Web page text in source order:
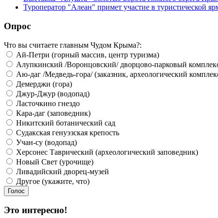
Туроператор "Алеан" примет участие в туристической
Опрос
Что вы считаете главным Чудом Крыма?:
Ай-Петри (горный массив, центр туризма)
Алупкинский /Воронцовский/ дворцово-парковый
Аю-даг /Медведь-гора/ (заказник, археологический
Демерджи (гора)
Джур-Джур (водопад)
Ласточкино гнездо
Кара-даг (заповедник)
Никитский ботанический сад
Судакская генуэзская крепость
Учан-су (водопад)
Херсонес Таврический (археологический заповедник)
Новый Свет (урочище)
Ливадийский дворец-музей
Другое (укажите, что)
Это интересно!